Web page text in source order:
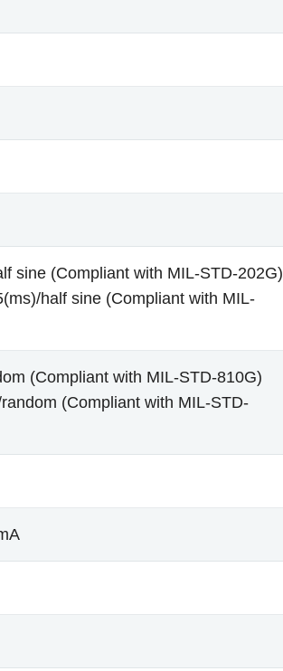
sine (Compliant with MIL-STD-202G)
half sine (Compliant with MIL-
(Compliant with MIL-STD-810G)
(Compliant with MIL-STD-